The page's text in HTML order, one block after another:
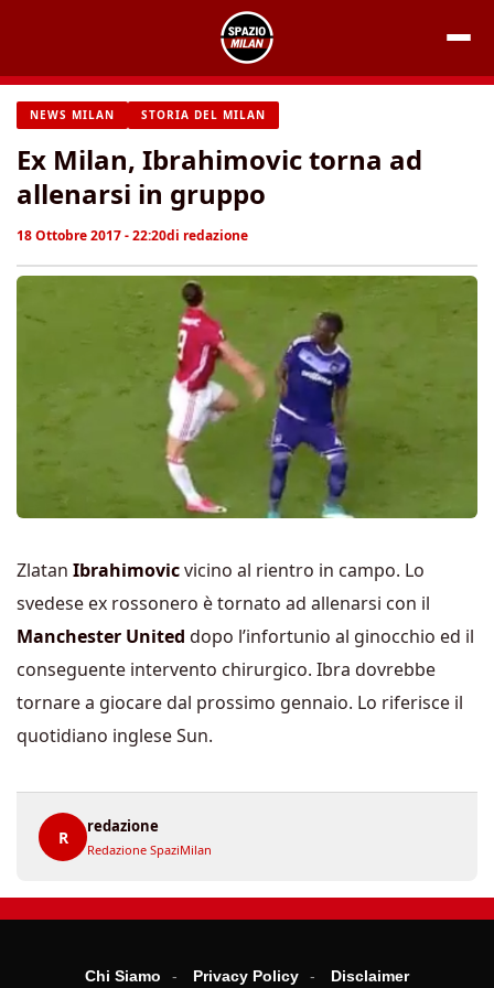
contenuto
NEWS MILAN STORIA DEL MILAN
Ex Milan, Ibrahimovic torna ad
allenarsi in gruppo
18 Ottobre 2017 - 22:20di redazione
Zlatan Ibrahimovicvicino al rientro in campo. Lo
svedese ex rossonero è tornato ad allenarsi con il
Manchester United dopo l’infortunio al ginocchio ed il
conseguente intervento chirurgico. Ibra dovrebbe
tornare a giocare dal prossimo gennaio. Lo riferisce il
quotidiano inglese Sun.
R
redazione
Redazione SpaziMilan
Chi Siamo Privacy Policy Disclaimer